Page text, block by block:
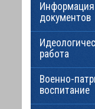
Информация о ходе приема
документов
Идеологическая и воспитательная
работа
Военно-патриотическое
воспитание